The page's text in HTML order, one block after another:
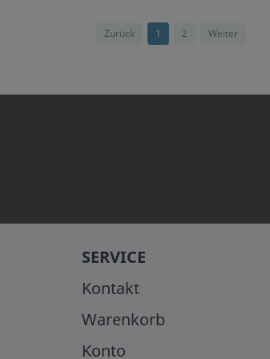
Zurück 1 2 Weiter
SERVICE
Kontakt
Warenkorb
Konto